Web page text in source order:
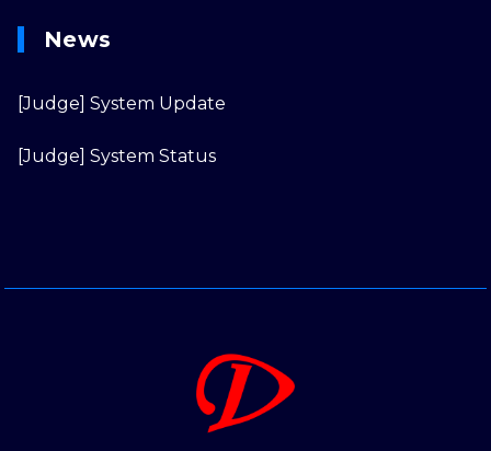
News
[Judge] System Update
[Judge] System Status